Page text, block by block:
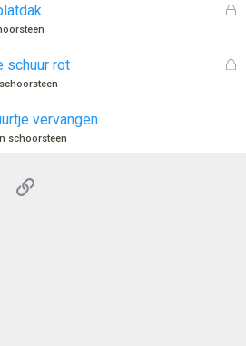
n
n
G
G
schuur rot
vervangen
schoorsteen
Pinterest
Link